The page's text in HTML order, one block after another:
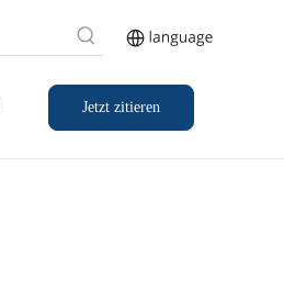
Jetzt zitieren